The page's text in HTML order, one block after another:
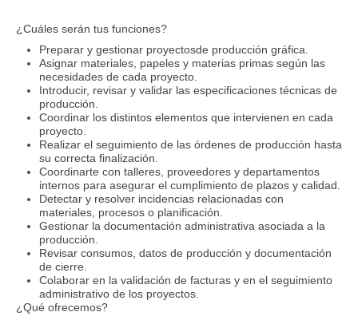
¿Cuáles serán tus funciones?
Preparar y gestionar proyectosde producción gráfica.
Asignar materiales, papeles y materias primas según las
necesidades de cada proyecto.
Introducir, revisar y validar las especificaciones técnicas de
producción.
Coordinar los distintos elementos que intervienen en cada
proyecto.
Realizar el seguimiento de las órdenes de producción hasta
su correcta finalización.
Coordinarte con talleres, proveedores y departamentos
internos para asegurar el cumplimiento de plazos y calidad.
Detectar y resolver incidencias relacionadas con
materiales, procesos o planificación.
Gestionar la documentación administrativa asociada a la
producción.
Revisar consumos, datos de producción y documentación
de cierre.
Colaborar en la validación de facturas y en el seguimiento
administrativo de los proyectos.
¿Qué ofrecemos?